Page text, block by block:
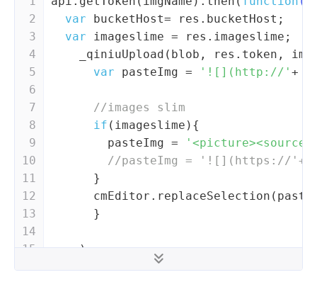
2
3
4
5
6
7
8
9
10
11
12
13
14
15
var bucketHost= res.bucketHost;
var imageslime = res.imageslime;
_qiniuUpload(blob, res.token,
var pasteImg = '![](http://' +
//images slim
if (imageslime){
        pasteImg =
//pasteImg = '![](https://'+
      }
      }
    )